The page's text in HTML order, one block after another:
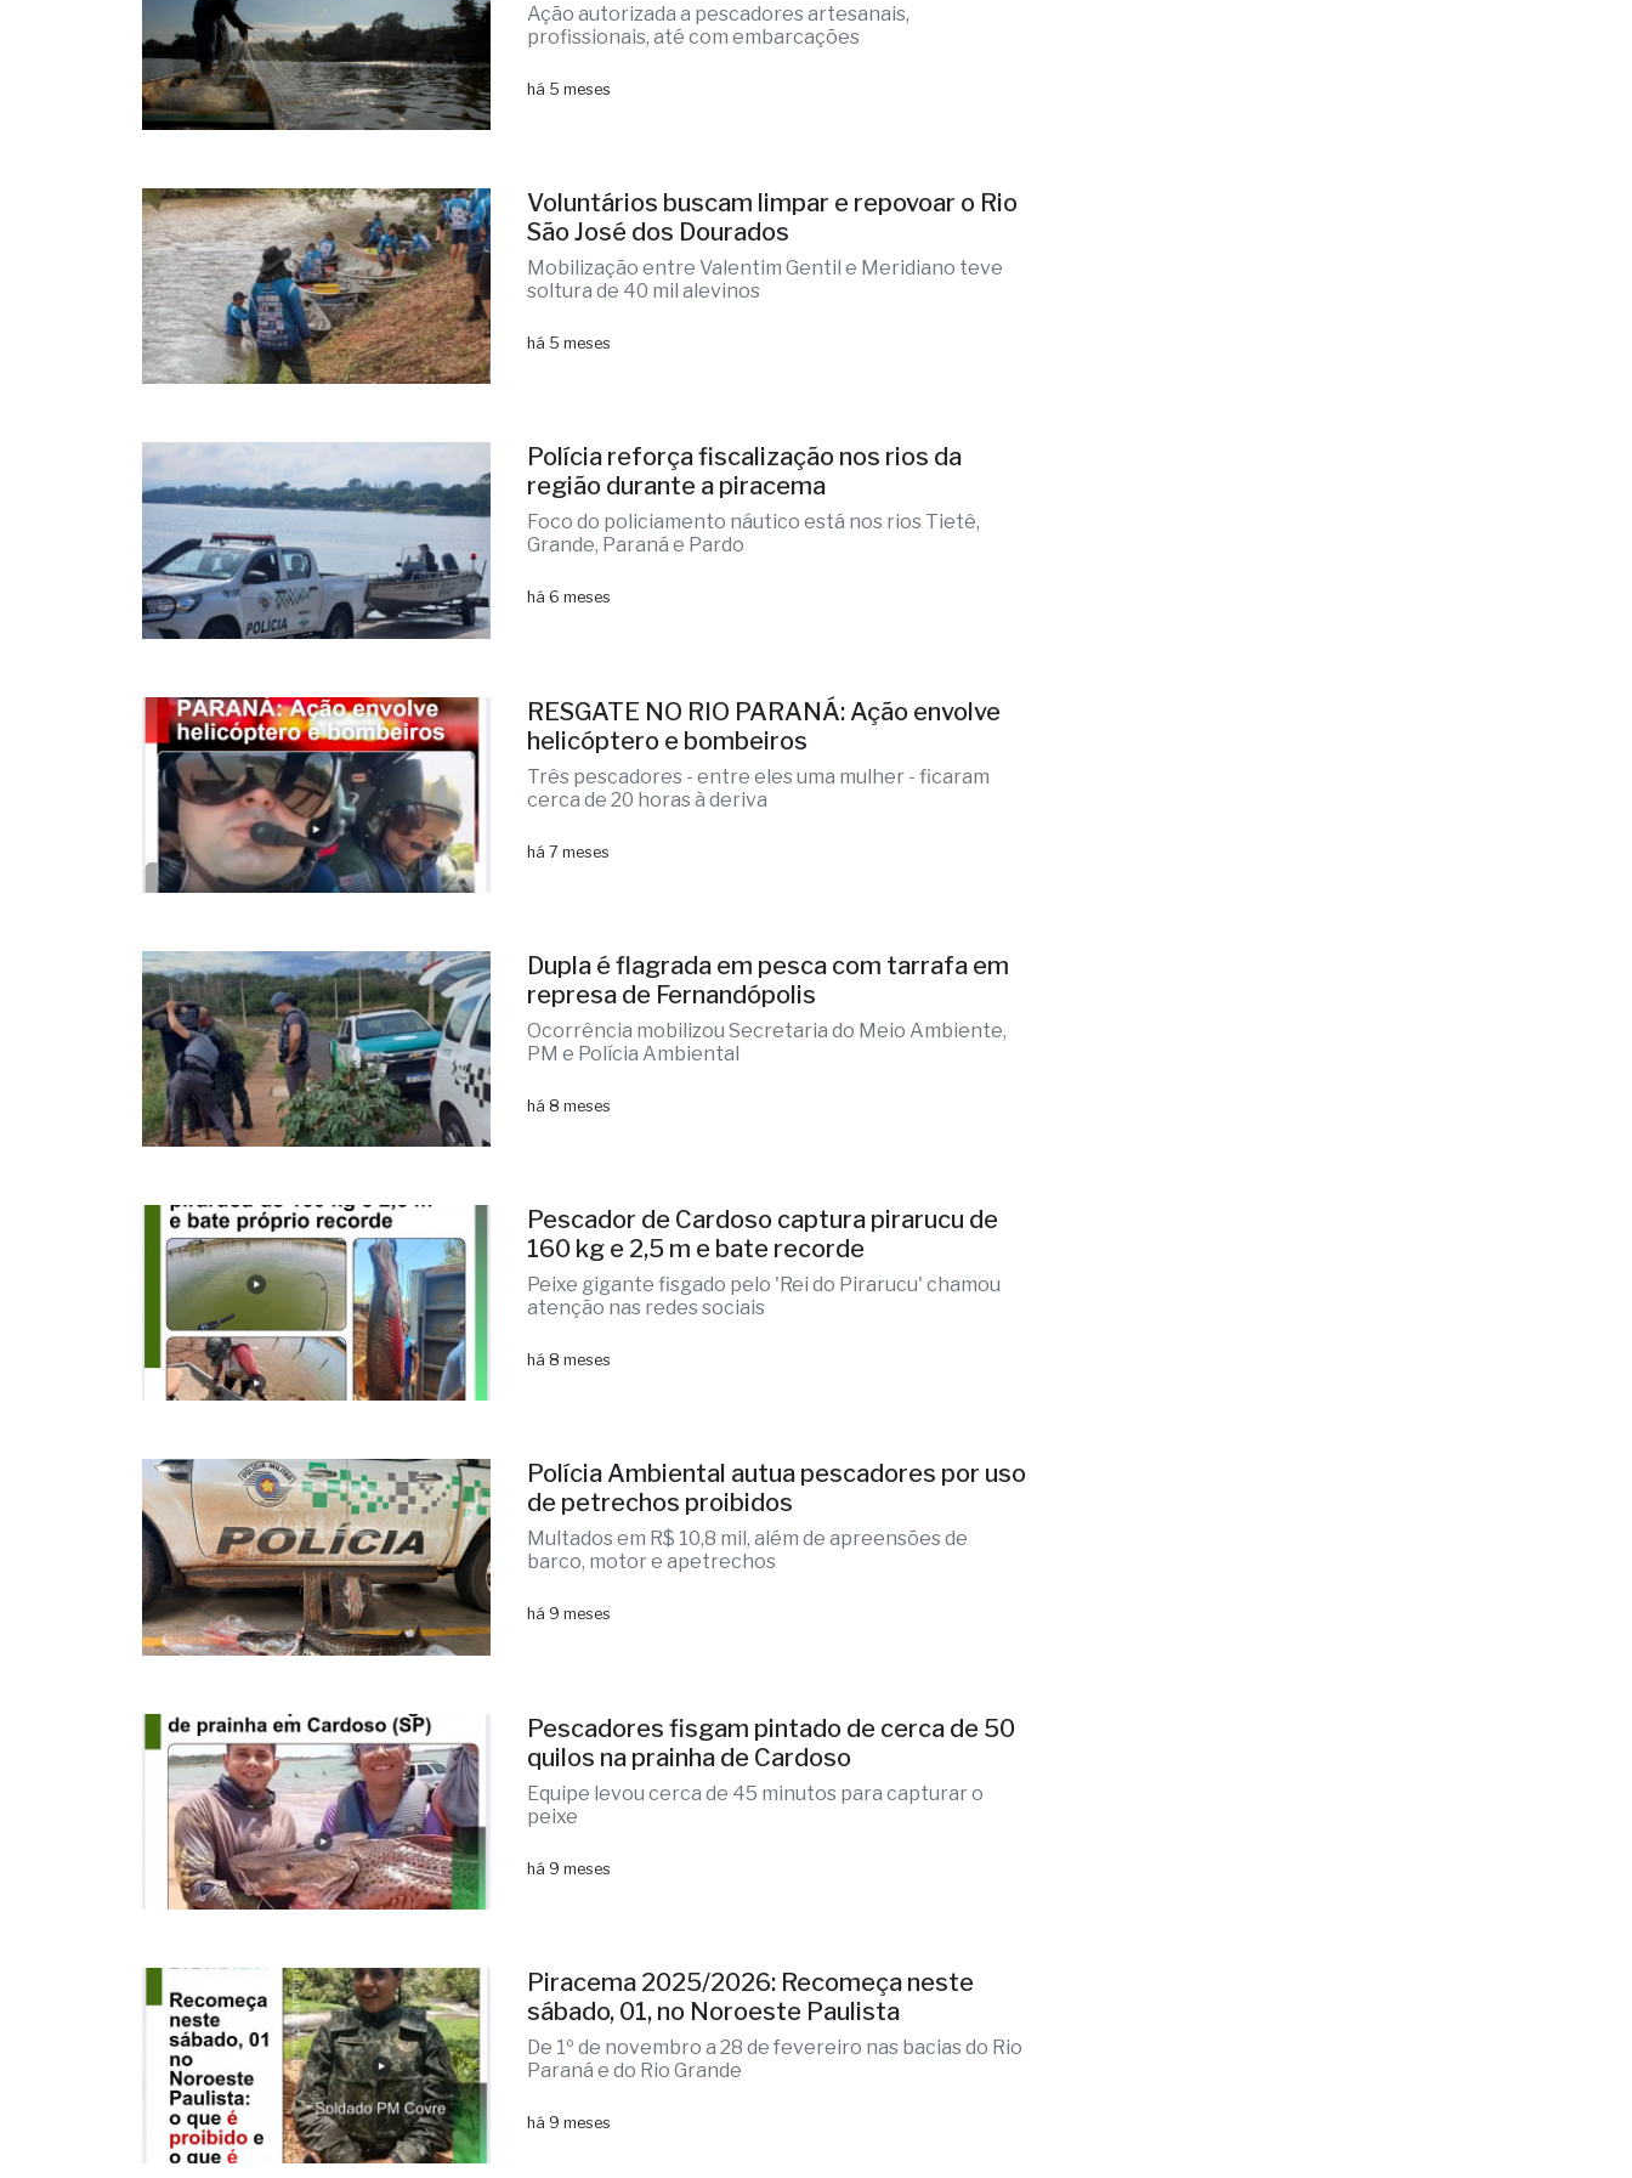
Ação autorizada a pescadores artesanais,
profissionais, até com embarcações
há 5 meses
Voluntários buscam limpar e repovoar o Rio
São José dos Dourados
Mobilização entre Valentim Gentil e Meridiano teve
soltura de 40 mil alevinos
há 5 meses
Polícia reforça fiscalização nos rios da
região durante a piracema
Foco do policiamento náutico está nos rios Tietê,
Grande, Paraná e Pardo
há 6 meses
RESGATE NO RIO PARANÁ: Ação envolve
helicóptero e bombeiros
Três pescadores - entre eles uma mulher - ficaram
cerca de 20 horas à deriva
há 7 meses
Dupla é flagrada em pesca com tarrafa em
represa de Fernandópolis
Ocorrência mobilizou Secretaria do Meio Ambiente,
PM e Polícia Ambiental
há 8 meses
Pescador de Cardoso captura pirarucu de
160 kg e 2,5 m e bate recorde
Peixe gigante fisgado pelo 'Rei do Pirarucu' chamou
atenção nas redes sociais
há 8 meses
Polícia Ambiental autua pescadores por uso
de petrechos proibidos
Multados em R$ 10,8 mil, além de apreensões de
barco, motor e apetrechos
há 9 meses
Pescadores fisgam pintado de cerca de 50
quilos na prainha de Cardoso
Equipe levou cerca de 45 minutos para capturar o
peixe
há 9 meses
Piracema 2025/2026: Recomeça neste
sábado, 01, no Noroeste Paulista
De 1º de novembro a 28 de fevereiro nas bacias do Rio
Paraná e do Rio Grande
há 9 meses